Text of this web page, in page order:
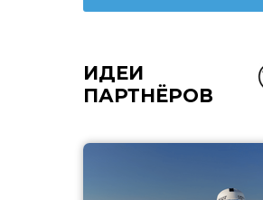
ИДЕИ
ПАРТНЁРОВ